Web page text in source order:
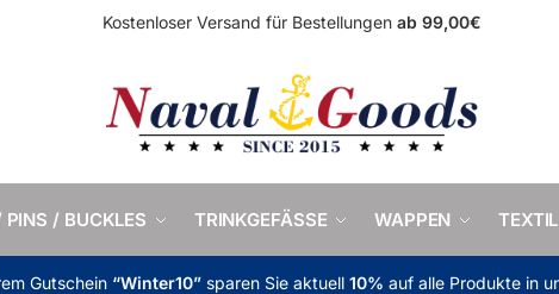
Kostenloser Versand für Bestellungen ab 99,00€
PINS / BUCKLES TRINKGEFÄSSE WAPPEN
Gutschein “Winter10” sparen Sie aktuell 10% auf alle Produkte in